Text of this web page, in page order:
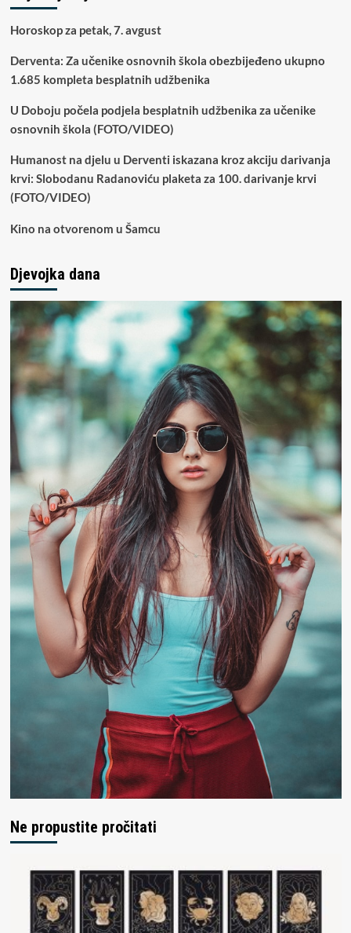
Horoskop za petak, 7. avgust
Derventa: Za učenike osnovnih škola obezbijeđeno ukupno
1.685 kompleta besplatnih udžbenika
U Doboju počela podjela besplatnih udžbenika za učenike
osnovnih škola (FOTO/VIDEO)
Humanost na djelu u Derventi iskazana kroz akciju darivanja
krvi: Slobodanu Radanoviću plaketa za 100. darivanje krvi
(FOTO/VIDEO)
Kino na otvorenom u Šamcu
Djevojka dana
Ne propustite pročitati